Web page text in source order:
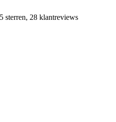
sterren, 28 klantreviews